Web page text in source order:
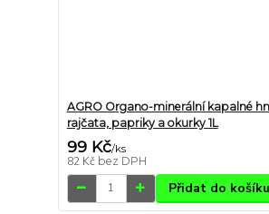
AGRO Organo-minerální kapalné
rajčata, papriky a okurky 1L
99 Kč/ks
82 Kč bez DPH
Přidat do košíku